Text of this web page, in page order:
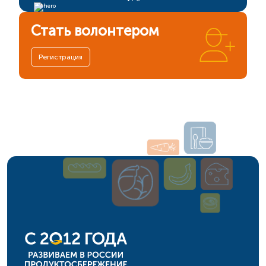
Стать волонтером
Регистрация